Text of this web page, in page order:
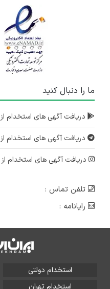
ما را دنبال کنید
دریافت آگهی های استخدام
دریافت آگهی های استخدام
دریافت آگهی های استخدام از
تلفن تماس :
رایانامه :
استخدام دولتی
استخدام تهران